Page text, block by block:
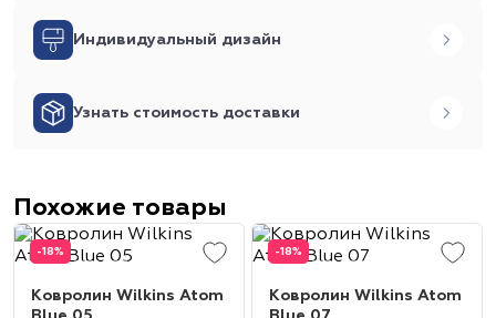
Индивидуальный дизайн
Узнать стоимость доставки
Похожие товары
-18%
Ковролин Wilkins Atom
-18%
Ковролин Wilkins Atom